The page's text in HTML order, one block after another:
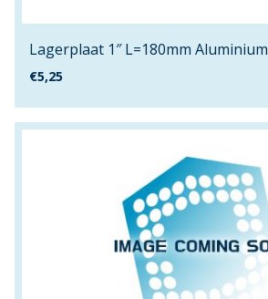
C50
C75
C85
M12
Lagerplaat 1″ L=180mm Aluminium
€5,25